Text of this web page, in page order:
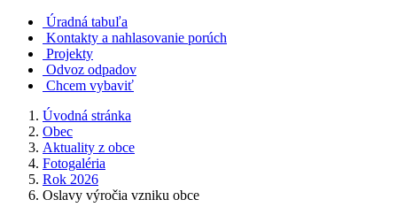
Úradná tabuľa
Kontakty a nahlasovanie porúch
Projekty
Odvoz odpadov
Chcem vybaviť
Úvodná stránka
Obec
Aktuality z obce
Fotogaléria
Rok 2026
Oslavy výročia vzniku obce